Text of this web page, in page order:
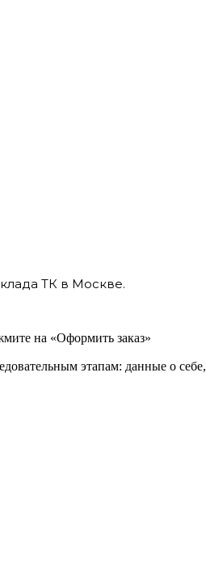
ТК в Москве.
на «Оформить заказ»
этапам: данные о себе,